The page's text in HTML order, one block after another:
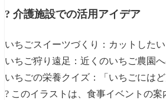
? 介護施設での活用アイデア
いちごスイーツづくり：カットした
いちご狩り遠足：近くのいちご農園
いちごの栄養クイズ：「いちごには
? このイラストは、食事イベントの